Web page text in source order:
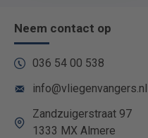
Neem contact op
036 54 00 538
info@vliegenvangers.nl
Zandzuigerstraat 97
1333 MX Almere